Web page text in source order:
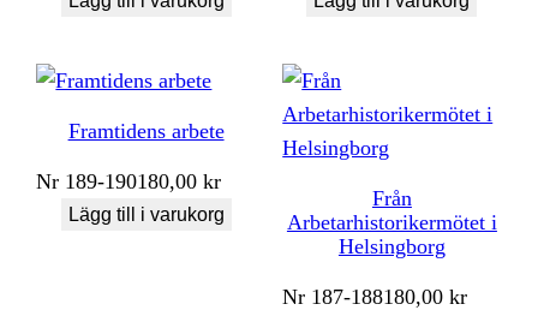
Framtidens arbete
Nr 189-190180,00kr
Lägg till i varukorg
Från
Arbetarhistorikermötet i
Helsingborg
Nr 187-188180,00kr